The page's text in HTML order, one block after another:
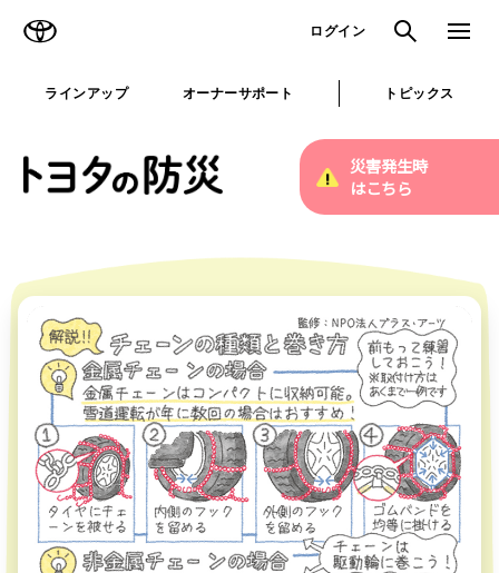
ログイン 検索 メニュ
ラインアップ オーナーサポート トピックス
災害発生時
はこちら